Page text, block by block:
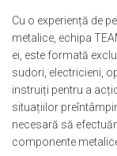
Cu o experiență de
metalice, echipa
ei, este formată
sudori, electricieni,
instruiți pentru a
situațiilor
necesară să
componente